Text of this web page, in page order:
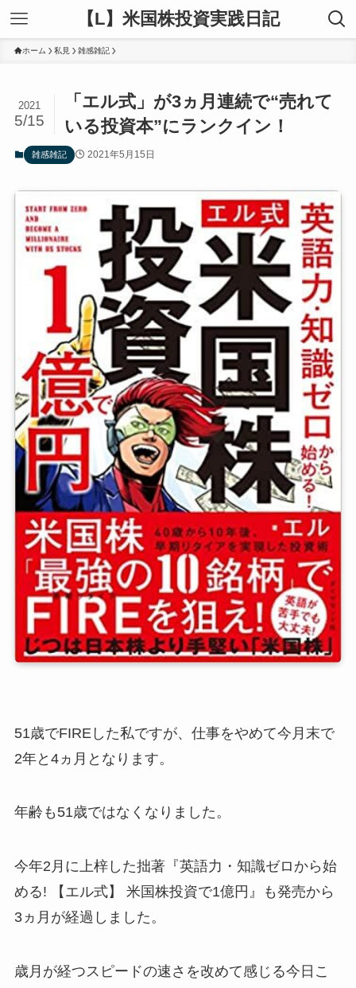
【L】米国株投資実践日記
ホーム 私見 雑感雑記
「エル式」が3ヵ月連続で“売れて
いる投資本”にランクイン！
2021
5/15
雑感雑記 2021年5月15日
51歳でFIREした私ですが、仕事をやめて今月末で
2年と4ヵ月となります。
年齢も51歳ではなくなりました。
今年2月に上梓した拙著『英語力・知識ゼロから始
める! 【エル式】 米国株投資で1億円』も発売から
3ヵ月が経過しました。
歳月が経つスピードの速さを改めて感じる今日こ